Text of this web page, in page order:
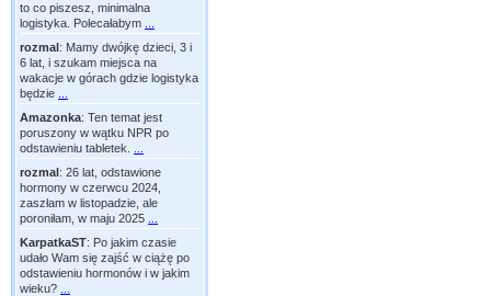
to co piszesz, minimalna
logistyka. Polecałabym
rozmal: Mamy dwójkę dzieci, 3 i
6 lat, i szukam miejsca na
wakacje w górach gdzie logistyka
będzie
Amazonka: Ten temat jest
poruszony w wątku NPR po
odstawieniu tabletek.
rozmal: 26 lat, odstawione
hormony w czerwcu 2024,
zaszłam w listopadzie, ale
poroniłam, w maju 2025
KarpatkaST: Po jakim czasie
udało Wam się zajść w ciążę po
odstawieniu hormonów i w jakim
wieku?